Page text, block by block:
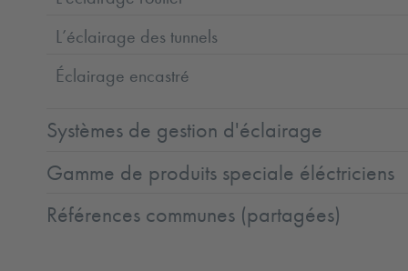
L’éclairage des tunnels
Éclairage encastré
Systèmes de gestion d'éclairage
Gamme de produits speciale éléctriciens
Références communes (partagées)